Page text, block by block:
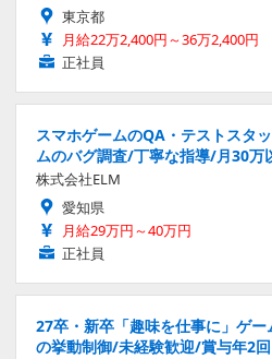
東京都
月給22万2,400円～36万2,400円
正社員
スマホゲームのQA・テストスタ
ムのバグ調査/丁寧な指導/月30万
株式会社ELM
愛知県
月給29万円～40万円
正社員
27卒・新卒「趣味を仕事に」ゲ
の挙動制御/未経験歓迎/賞与年2回